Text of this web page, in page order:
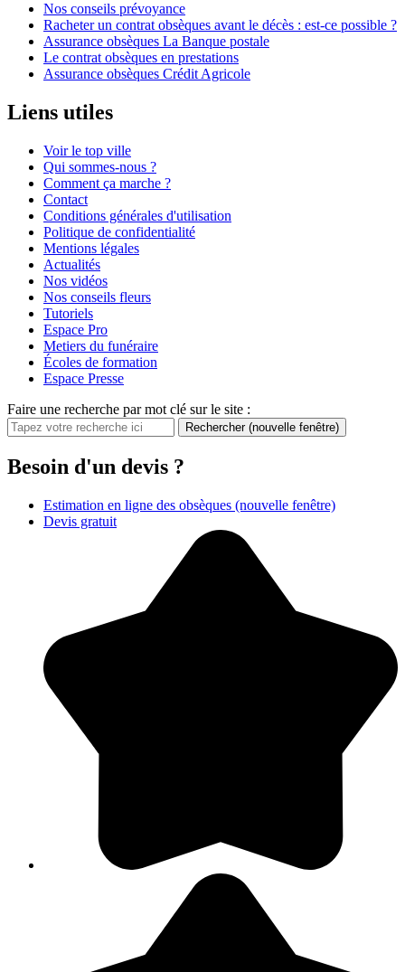
Nos conseils prévoyance
Racheter un contrat obsèques avant le décès : est-ce possible ?
Assurance obsèques La Banque postale
Le contrat obsèques en prestations
Assurance obsèques Crédit Agricole
Liens utiles
Voir le top ville
Qui sommes-nous ?
Comment ça marche ?
Contact
Conditions générales d'utilisation
Politique de confidentialité
Mentions légales
Actualités
Nos vidéos
Nos conseils fleurs
Tutoriels
Espace Pro
Metiers du funéraire
Écoles de formation
Espace Presse
Faire une recherche par mot clé sur le site :
Rechercher (nouvelle fenêtre)
Besoin d'un devis ?
Estimation en ligne des obsèques (nouvelle fenêtre)
Devis gratuit